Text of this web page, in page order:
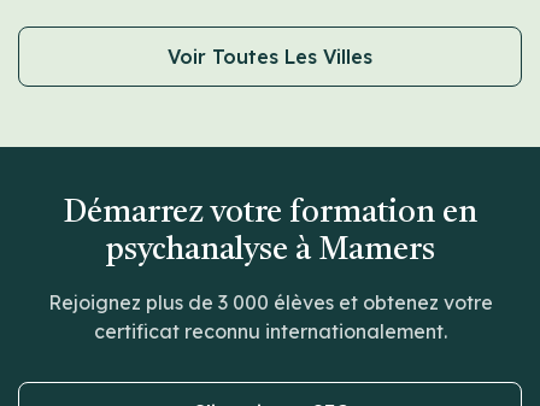
Voir Toutes Les Villes
Démarrez votre formation en
psychanalyse à Mamers
Rejoignez plus de 3 000 élèves et obtenez votre
certificat reconnu internationalement.